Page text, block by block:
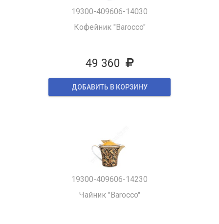
19300-409606-14030
Кофейник "Barocco"
49 360
ДОБАВИТЬ В КОРЗИНУ
19300-409606-14230
Чайник "Barocco"